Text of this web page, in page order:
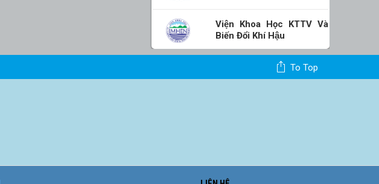
Viện Khoa Học KTTV Và
Biến Đổi Khí Hậu
To Top